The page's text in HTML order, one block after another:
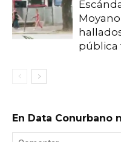
pública
En Data Conurbano